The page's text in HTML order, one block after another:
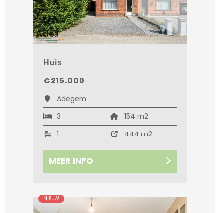
Huis
€215.000
Adegem
3
154 m2
1
444 m2
MEER INFO
NIEUW